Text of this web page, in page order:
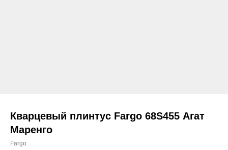
Кварцевый плинтус Fargo 68S455 Агат
Маренго
Fargo